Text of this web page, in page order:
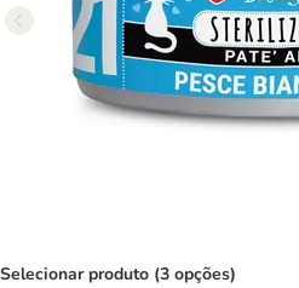
Selecionar produto (3 opções)